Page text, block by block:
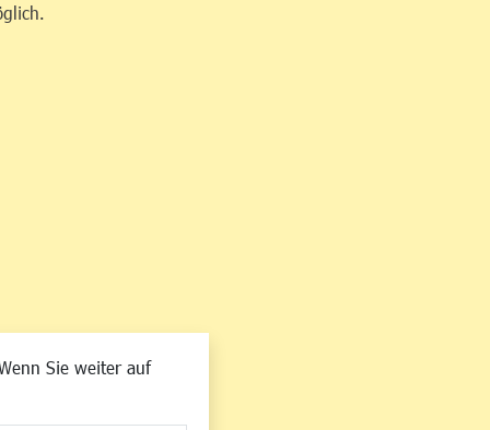
Sie weiter auf